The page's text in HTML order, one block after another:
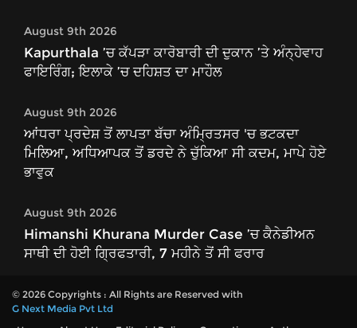
August 9th 2026
Kapurthala ’ਚ ਕੱਪੜਾ ਕਾਰੋਬਾਰੀ ਦੀ ਦੁਕਾਨ ’ਤੇ ਅੰਨ੍ਹੇਵਾਹ
ਫਾਇਰਿੰਗ; ਇਲਾਕੇ ’ਚ ਦਹਿਸ਼ਤ ਦਾ ਮਾਹੌਲ
August 9th 2026
ਆਂਧਰਾ ਪ੍ਰਦੇਸ਼ ਤੋਂ ਲਾਪਤਾ ਬੱਚਾ ਅੰਮ੍ਰਿਤਸਰ 'ਚ ਭਟਕਦਾ
ਮਿਲਿਆ, ਅਧਿਆਪਕ ਤੋਂ ਡਰਦੇ ਨੇ ਚੁੱਕਿਆ ਸੀ ਕਦਮ, ਮਾਪੇ ਹੋਏ
ਭਾਵੁਕ
August 9th 2026
Himanshi Khurana Murder Case ’ਚ ਕੈਨੇਡੀਅਨ
ਸਾਥੀ ਦੀ ਹੋਈ ਗ੍ਰਿਫਤਾਰੀ, 7 ਮਹੀਨੇ ਤੋਂ ਸੀ ਫਰਾਰ
© 2026 Copyrights : All Rights are Reserved with
G Next Media Pvt Ltd